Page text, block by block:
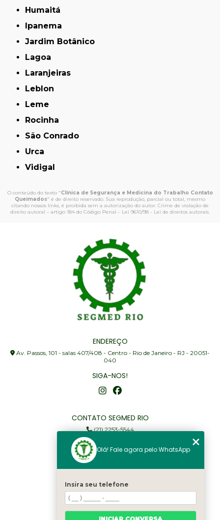
Humaitá
Ipanema
Jardim Botânico
Lagoa
Laranjeiras
Leblon
Leme
Rocinha
São Conrado
Urca
Vidigal
O conteúdo do texto "Clínica de Segurança e Medicina do Trabalho Contato
Queimados" é de direito reservado. Sua reprodução, parcial ou total, mesmo
citando nossos links, é proibida sem a autorização do autor. Crime de violação de
direito autoral – artigo 184 do Código Penal – Lei 9610/98 - Lei de direitos autorais.
ENDEREÇO
Av. Passos, 101 - salas 407/408 - Centro - Rio de Janeiro - RJ - 20051-
040
SIGA-NOS!
CONTATO SEGMED RIO
(21) 2253-5544
(21) 97905-3352
segmed@segmedrio.com.br
Home
Institucional
Serviços
Olá! Fale agora pelo WhatsApp
Insira seu telefone
INICIAR CONVERSA